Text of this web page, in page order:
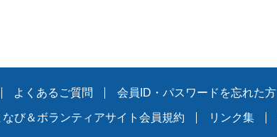
よくあるご質問 会員ID・パスワードを忘れた方
なび＆ボランティアサイト会員規約 リンク集